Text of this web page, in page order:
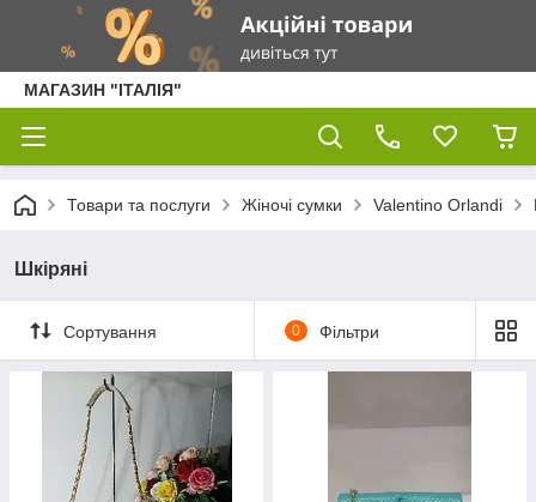
МАГАЗИН "ІТАЛІЯ"
Товари та послуги Жіночі сумки Valentino Orlandi
Шкіряні
Сортування 0 Фільтри